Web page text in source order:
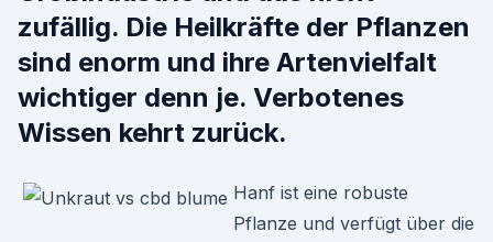
zufällig. Die Heilkräfte der Pflanzen
sind enorm und ihre Artenvielfalt
wichtiger denn je. Verbotenes
Wissen kehrt zurück.
Hanf ist eine robuste
Pflanze und verfügt über die